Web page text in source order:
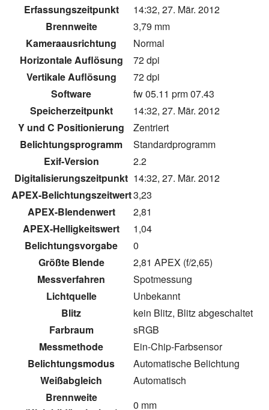
Erfassungszeitpunkt
14:32, 27. Mär. 2012
Brennweite
3,79 mm
Kameraausrichtung
Normal
Horizontale Auflösung
72 dpi
Vertikale Auflösung
72 dpi
Software
fw 05.11 prm 07.43
Speicherzeitpunkt
14:32, 27. Mär. 2012
Y und C Positionierung
Zentriert
Belichtungsprogramm
Standardprogramm
Exif-Version
2.2
Digitalisierungszeitpunkt 14:32, 27. Mär. 2012
APEX-Belichtungszeitwert3,23
APEX-Blendenwert
2,81
APEX-Helligkeitswert
1,04
Belichtungsvorgabe
0
Größte Blende
2,81 APEX (f/2,65)
Messverfahren
Spotmessung
Lichtquelle
Unbekannt
Blitz
kein Blitz, Blitz abgeschaltet
Farbraum
sRGB
Messmethode
Ein-Chip-Farbsensor
Belichtungsmodus
Automatische Belichtung
Weißabgleich
Automatisch
Brennweite
0 mm